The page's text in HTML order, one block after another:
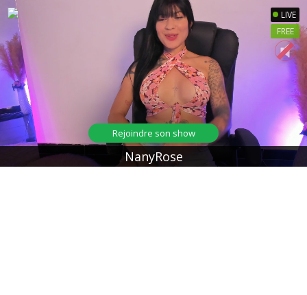
LIVE
FREE
NanyRose
Rejoindre son show